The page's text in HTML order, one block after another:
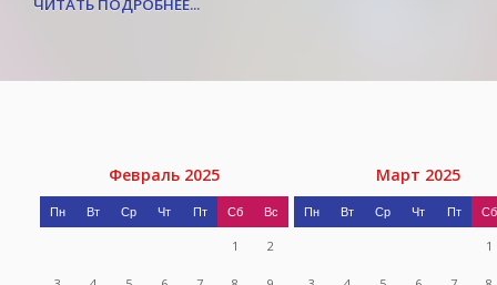
ЧИТАТЬ ПОДРОБНЕЕ...
Февраль 2025
Пн Вт Ср Чт Пт Сб Вс
1 2
Март 2025
Пн Вт Ср Чт Пт Сб
1